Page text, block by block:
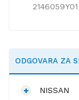
2146059Y01
ODGOVARA ZA
NISSAN